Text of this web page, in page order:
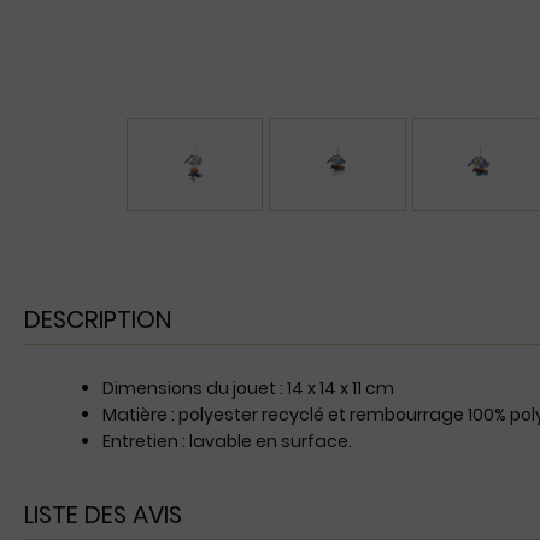
DESCRIPTION
Dimensions du jouet : 14 x 14 x 11 cm
Matière : polyester recyclé et rembourrage 100%
Entretien : lavable en surface.
LISTE DES AVIS